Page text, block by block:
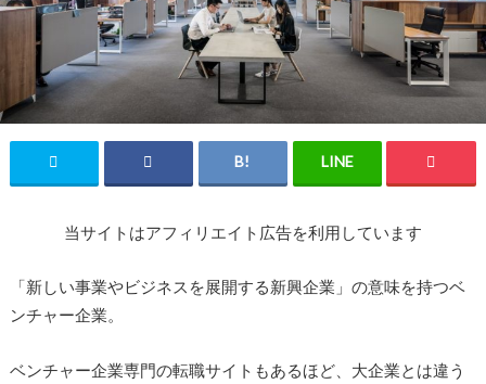
当サイトはアフィリエイト広告を利用しています
「新しい事業やビジネスを展開する新興企業」の意味を持つベ
ンチャー企業。
ベンチャー企業専門の転職サイトもあるほど、大企業とは違う